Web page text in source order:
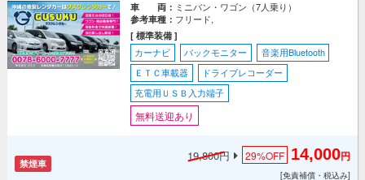
車 両： ミニバン・ワゴン（7人乗り）
参考車種： フリード,
[ 標準装備 ]
カーナビ バックモニター
音楽用Bluetooth
ＥＴＣ車載器
ドライブレコーダー
充電用ＵＳＢ入力端子
無料送迎あり
禁煙車 19,800円 29%OFF 14,000円
[免責補償・税込み]